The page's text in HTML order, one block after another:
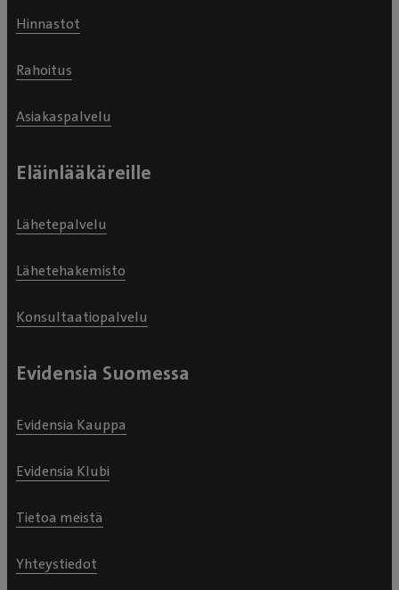
Hinnastot
Rahoitus
Asiakaspalvelu
Eläinlääkäreille
Lähetepalvelu
Lähetehakemisto
Konsultaatiopalvelu
Evidensia Suomessa
Evidensia Kauppa
Evidensia Klubi
Tietoa meistä
Yhteystiedot